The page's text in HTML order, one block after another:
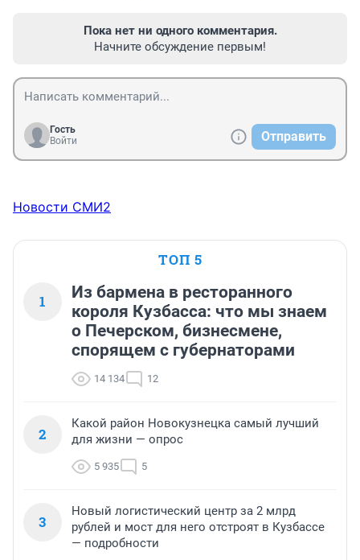
Пока нет ни одного комментария.
Начните обсуждение первым!
Гость
Войти
Отправить
Новости СМИ2
ТОП 5
1
Из бармена в ресторанного
короля Кузбасса: что мы знаем
о Печерском, бизнесмене,
спорящем с губернаторами
14 134 12
2
Какой район Новокузнецка самый лучший
для жизни — опрос
5 935 5
3
Новый логистический центр за 2 млрд
рублей и мост для него отстроят в Кузбассе
— подробности